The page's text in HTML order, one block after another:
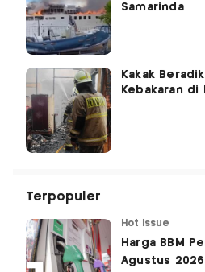
Samarinda
Kakak
Kebakaran
Terpopuler
Hot Issue
Harga BBM
Agustus